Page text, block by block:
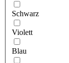
Schwarz
Violett
Blau